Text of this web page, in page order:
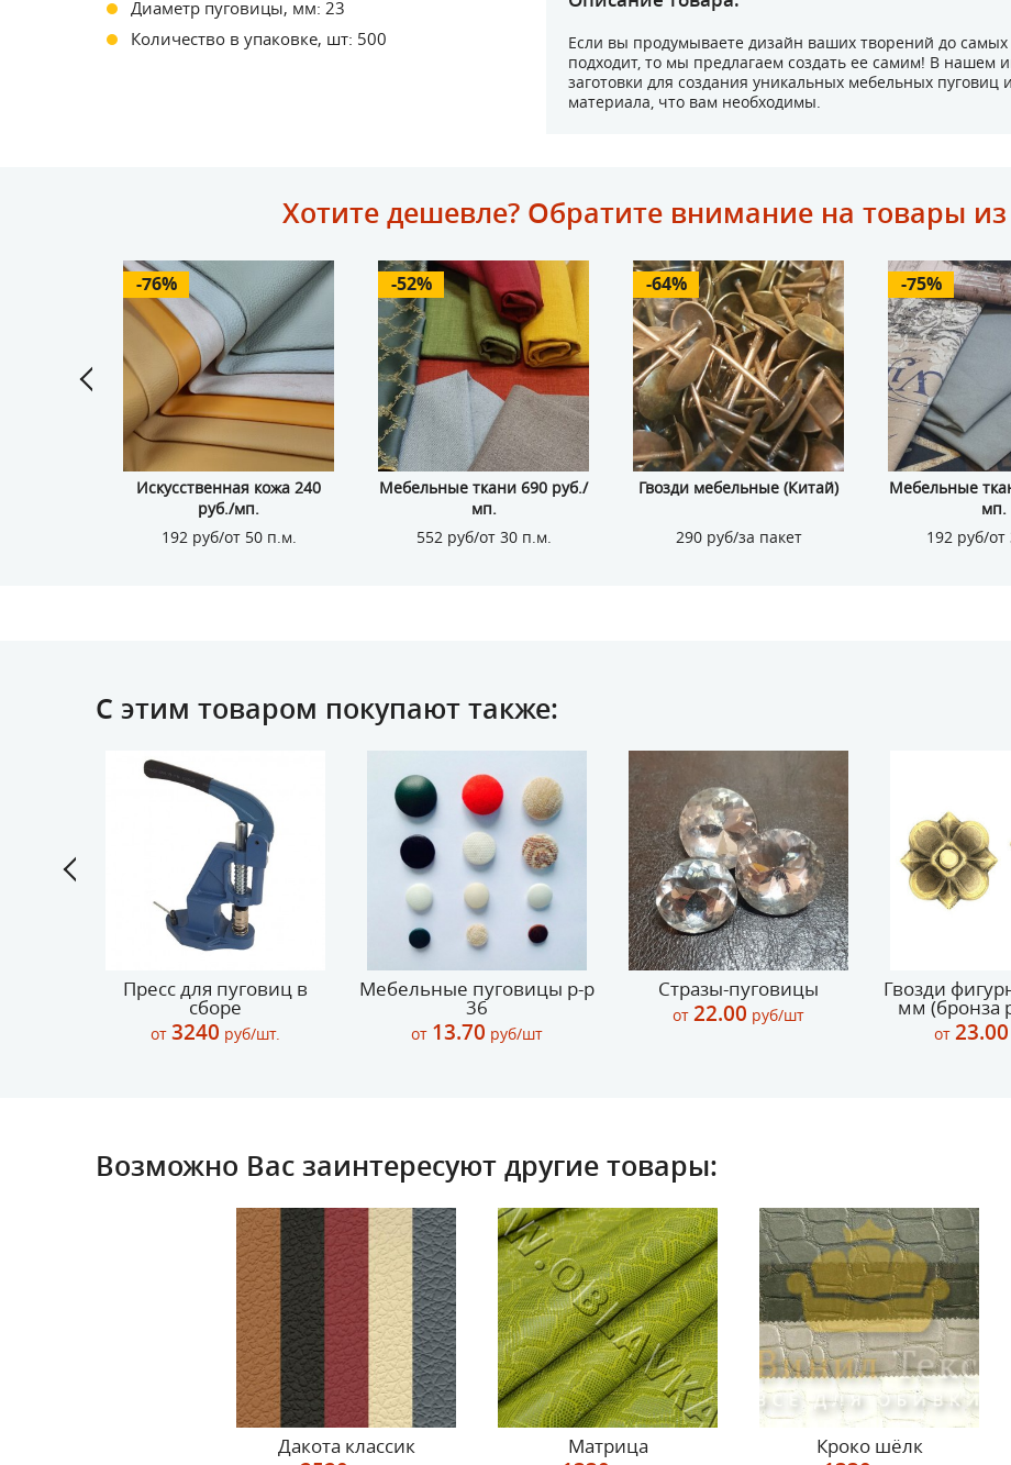
Диаметр пуговицы, мм: 23
Количество в упаковке, шт: 500
Если вы продумываете дизайн ваших творений до
подходит, то мы предлагаем создать ее самим! В нашем
заготовки для создания уникальных мебельных пуговиц
материала, что вам необходимы.
Хотите дешевле? Обратите внимание на товары
-76%
Искусственная кожа 240
руб./мп.
192 руб/от 50 п.м.
-52%
Мебельные ткани 690 руб./
мп.
552 руб/от 30 п.м.
-64%
Гвозди мебельные (Китай)
290 руб/за пакет
-75%
Мебельные
мп.
192 руб/
С этим товаром покупают также:
Пресс для пуговиц в
сборе
от 3240 руб/шт.
Мебельные пуговицы р-р
36
от 13.70 руб/шт
Стразы-пуговицы
от 22.00 руб/шт
Гвозди
мм (бронза
от 23.00
Возможно Вас заинтересуют другие товары:
Дакота классик Матрица Кроко шёлк